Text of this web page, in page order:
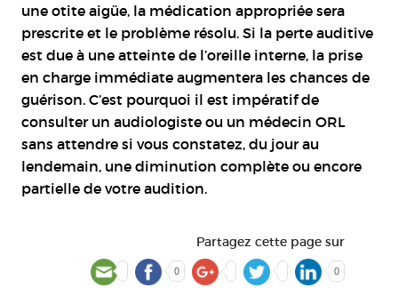
une otite aigüe, la médication appropriée sera
prescrite et le problème résolu. Si la perte auditive
est due à une atteinte de l’oreille interne, la prise
en charge immédiate augmentera les chances de
guérison. C’est pourquoi il est impératif de
consulter un audiologiste ou un médecin ORL
sans attendre si vous constatez, du jour au
lendemain, une diminution complète ou encore
partielle de votre audition.
Partagez cette page sur
0 0